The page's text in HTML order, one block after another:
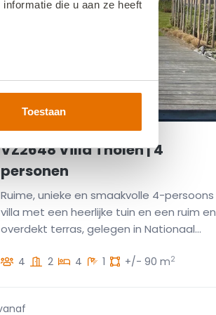
die u aan ze heeft
Toestaan
VZ2648 Villa Tholen | 4
personen
Ruime, unieke en smaakvolle 4-persoons
villa met een heerlijke tuin en een ruim en
overdekt terras, gelegen in Nationaal
4 2 4 1 +/- 90 m2